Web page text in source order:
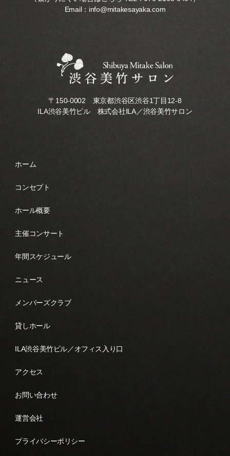
Email： info@mitakesayaka.com
〒150-0002 東京都渋谷区渋谷1丁目12-8
ILA渋谷美竹ビル 株式会社ILA／渋谷美竹サロン
ホーム
コンセプト
ホール概要
主催コンサート
年間スケジュール
ニュース
メンバーズクラブ
貸しホール
ILA渋谷美竹ビル／オフィス入り口
アクセス
お問い合わせ
運営会社
プライバシーポリシー